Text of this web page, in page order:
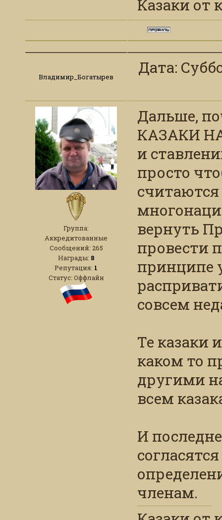
Казаки от
Владимир_Богатырев Дата:
Группа:
Аккредитованные
Сообщений: 265
Награды: 8
Репутация: 1
Статус: Оффлайн
Дальше,
КАЗАКИ
и
просто
вернуть
провести
принципе
совсем
Те казаки
каком то
другими
всем
И
членам.